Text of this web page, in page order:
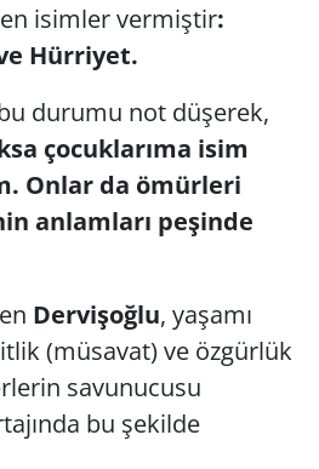
isimler vermiştir:
Hürriyet.
durumu not düşerek,
çocuklarıma isim
Onlar da ömürleri
anlamları peşinde
Dervişoğlu, yaşamı
(müsavat) ve özgürlük
savunucusu
bu şekilde